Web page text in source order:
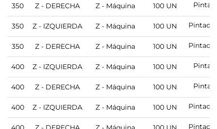
350 Z - DERECHA Z - Máquina 100 UN
350 Z - IZQUIERDA Z - Máquina 100 UN
350 Z - DERECHA Z - Máquina 100 UN
400 Z - IZQUIERDA Z - Máquina 100 UN
400 Z - DERECHA Z - Máquina 100 UN
400 Z - IZQUIERDA Z - Máquina 100 UN